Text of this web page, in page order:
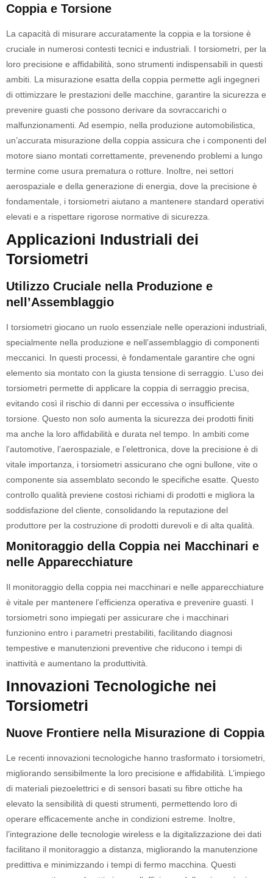
Coppia e Torsione
La capacità di misurare accuratamente la coppia e la torsione è
cruciale in numerosi contesti tecnici e industriali. I torsiometri, per la
loro precisione e affidabilità, sono strumenti indispensabili in questi
ambiti. La misurazione esatta della coppia permette agli ingegneri
di ottimizzare le prestazioni delle macchine, garantire la sicurezza e
prevenire guasti che possono derivare da sovraccarichi o
malfunzionamenti. Ad esempio, nella produzione automobilistica,
un’accurata misurazione della coppia assicura che i componenti del
motore siano montati correttamente, prevenendo problemi a lungo
termine come usura prematura o rotture. Inoltre, nei settori
aerospaziale e della generazione di energia, dove la precisione è
fondamentale, i torsiometri aiutano a mantenere standard operativi
elevati e a rispettare rigorose normative di sicurezza.
Applicazioni Industriali dei
Torsiometri
Utilizzo Cruciale nella Produzione e
nell’Assemblaggio
I torsiometri giocano un ruolo essenziale nelle operazioni industriali,
specialmente nella produzione e nell’assemblaggio di componenti
meccanici. In questi processi, è fondamentale garantire che ogni
elemento sia montato con la giusta tensione di serraggio. L’uso dei
torsiometri permette di applicare la coppia di serraggio precisa,
evitando così il rischio di danni per eccessiva o insufficiente
torsione. Questo non solo aumenta la sicurezza dei prodotti finiti
ma anche la loro affidabilità e durata nel tempo. In ambiti come
l’automotive, l’aerospaziale, e l’elettronica, dove la precisione è di
vitale importanza, i torsiometri assicurano che ogni bullone, vite o
componente sia assemblato secondo le specifiche esatte. Questo
controllo qualità previene costosi richiami di prodotti e migliora la
soddisfazione del cliente, consolidando la reputazione del
produttore per la costruzione di prodotti durevoli e di alta qualità.
Monitoraggio della Coppia nei Macchinari e
nelle Apparecchiature
Il monitoraggio della coppia nei macchinari e nelle apparecchiature
è vitale per mantenere l’efficienza operativa e prevenire guasti. I
torsiometri sono impiegati per assicurare che i macchinari
funzionino entro i parametri prestabiliti, facilitando diagnosi
tempestive e manutenzioni preventive che riducono i tempi di
inattività e aumentano la produttività.
Innovazioni Tecnologiche nei
Torsiometri
Nuove Frontiere nella Misurazione di Coppia
Le recenti innovazioni tecnologiche hanno trasformato i torsiometri,
migliorando sensibilmente la loro precisione e affidabilità. L’impiego
di materiali piezoelettrici e di sensori basati su fibre ottiche ha
elevato la sensibilità di questi strumenti, permettendo loro di
operare efficacemente anche in condizioni estreme. Inoltre,
l’integrazione delle tecnologie wireless e la digitalizzazione dei dati
facilitano il monitoraggio a distanza, migliorando la manutenzione
predittiva e minimizzando i tempi di fermo macchina. Questi